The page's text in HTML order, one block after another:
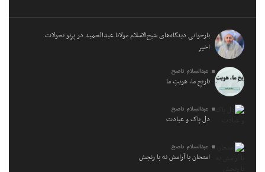
بازخوانی دیدگاه‌های شیخ‌الاسلام مولانا عبدالحمید در پرتو تحولات
اخیر
عبدالسلام ناصح
تاریخِ ما، هویتِ ما
عبدالسلام ناصح
دل پاک و عبادت
عبدالسلام ناصح
امتحان با آرامش نه با رنجش